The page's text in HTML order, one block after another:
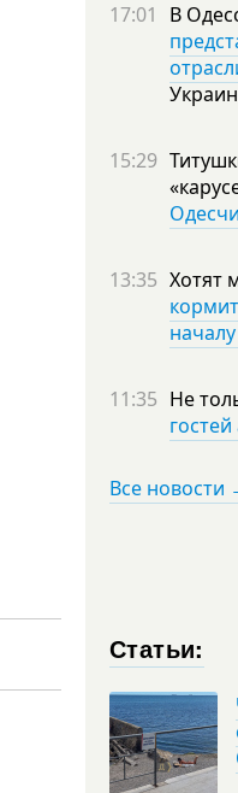
17:01 В
15:29
13:35 Хотят
11:35 Не
Все новости
Статьи: